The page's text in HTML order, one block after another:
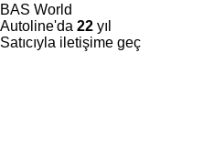
BAS World
Autoline'da 22 yıl
Satıcıyla iletişime geç